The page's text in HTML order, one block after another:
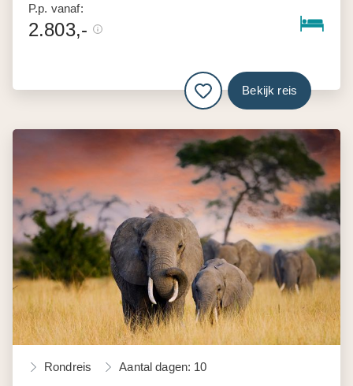
P.p. vanaf:
2.803,-
Bekijk reis
Rondreis Aantal dagen: 10